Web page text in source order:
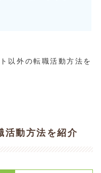
以外の転職活動方法を
活動方法を紹介